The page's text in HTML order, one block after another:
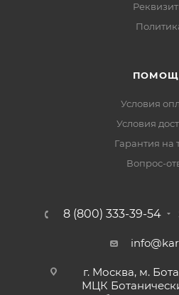
Условия
Условия
Гарантия на
Вопрос-
8 (800) 333-39-54
г. Москва, м.
МЦК